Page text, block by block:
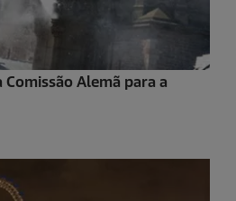
Alemã para a